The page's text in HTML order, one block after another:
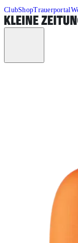
ClubShopTrauerportal